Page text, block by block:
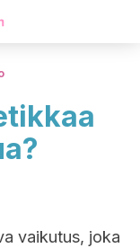
vaikutus, joka